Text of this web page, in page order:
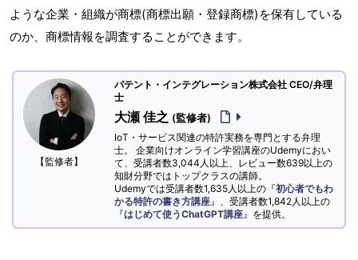
ような企業・組織が商標(商標出願・登録商標)を保有している
のか、商標情報を調査することができます。
【監修者】
パテント・インテグレーション株式会社 CEO/弁理
士
大瀬 佳之 (監修者)
IoT・サービス関連の特許実務を専門とする弁理
士。 企業向けオンライン学習講座のUdemyにおい
て、受講者数3,044人以上、レビュー数639以上の
知財分野ではトップクラスの講師。
Udemyでは受講者数1,635人以上の『初心者でもわ
かる特許の書き方講座 』、受講者数1,842人以上の
『はじめて使うChatGPT講座 』を提供。